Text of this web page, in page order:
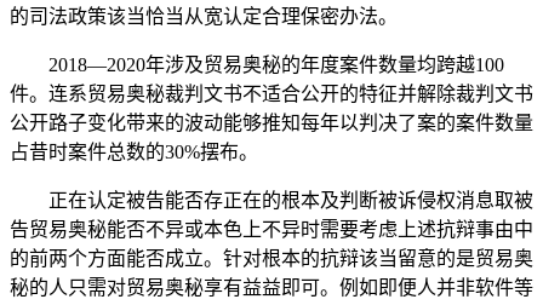
的司法政策该当恰当从宽认定合理保密办法。
2018—2020年涉及贸易奥秘的年度案件数量均跨越100
件。连系贸易奥秘裁判文书不适合公开的特征并解除裁判文书
公开路子变化带来的波动能够推知每年以判决了案的案件数量
占昔时案件总数的30%摆布。
正在认定被告能否存正在的根本及判断被诉侵权消息取被
告贸易奥秘能否不异或本色上不异时需要考虑上述抗辩事由中
的前两个方面能否成立。针对根本的抗辩该当留意的是贸易奥
秘的人只需对贸易奥秘享有益益即可。例如即便人并非软件等